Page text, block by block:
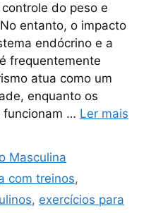
do peso e
entanto, o impacto
endócrino e a
frequentemente
atua como um
enquanto os
funcionam … Ler mais
Masculina
com treinos,
, exercícios para